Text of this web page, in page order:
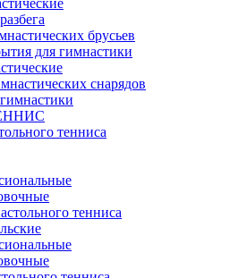
брусьев
для гимнастики
снарядов
тенниса
тенниса